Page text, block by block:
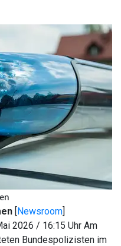
[Newsroom]
2026 / 16:15 Uhr Am
Bundespolizisten im